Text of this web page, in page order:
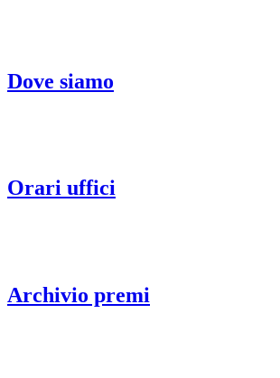
Dove siamo
Orari uffici
Archivio premi